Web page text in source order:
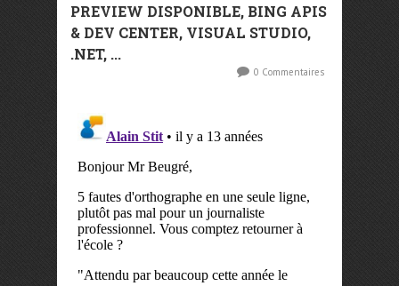
PREVIEW DISPONIBLE, BING APIS
& DEV CENTER, VISUAL STUDIO,
.NET, ...
0 Commentaires